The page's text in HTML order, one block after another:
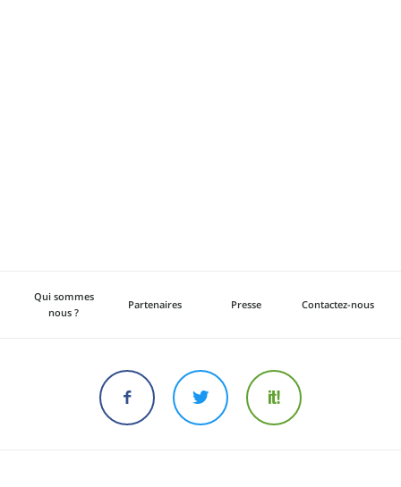
Qui sommes
nous ?
Partenaires Presse Contactez-nous